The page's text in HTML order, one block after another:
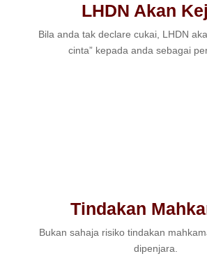
LHDN Akan
Bila anda tak declare cukai, LHDN
cinta” kepada anda sebagai
Tindakan
Bukan sahaja risiko tindakan
dipenjara.